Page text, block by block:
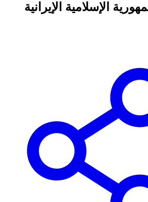
الإسلامية الإيرانية